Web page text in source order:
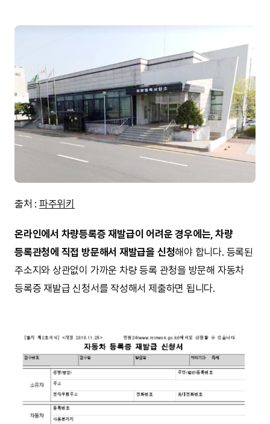
출처 : 파주위키
온라인에서 차량등록증 재발급이 어려운 경우에는, 차량
등록관청에 직접 방문해서 재발급을 신청해야 합니다. 등록된
주소지와 상관없이 가까운 차량 등록 관청을 방문해 자동차
등록증 재발급 신청서를 작성해서 제출하면 됩니다.